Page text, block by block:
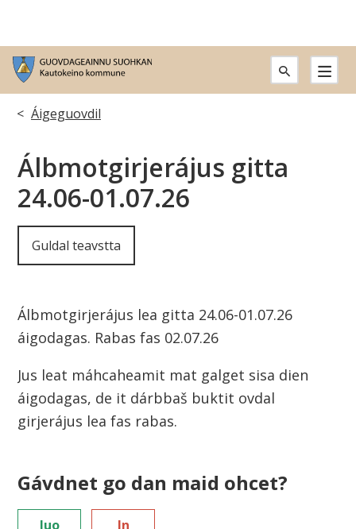
G
u
v
d
e
a
i
n
u
s
Don
leat
dáppe:
Áigeguovdil
Álbmotgirjerájus gitta
24.06-01.07.26
Guldal teavstta
Álbmotgirjerájus lea gitta 24.06-01.07.26
áigodagas. Rabas fas 02.07.26
Jus leat máhcaheamit mat galget sisa dien
áigodagas, de it dárbbaš buktit ovdal
girjerájus lea fas rabas.
Gávdnet go dan maid ohcet?
Juo In